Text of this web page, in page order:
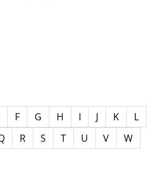
F G H I J K
L
R S T U V
W